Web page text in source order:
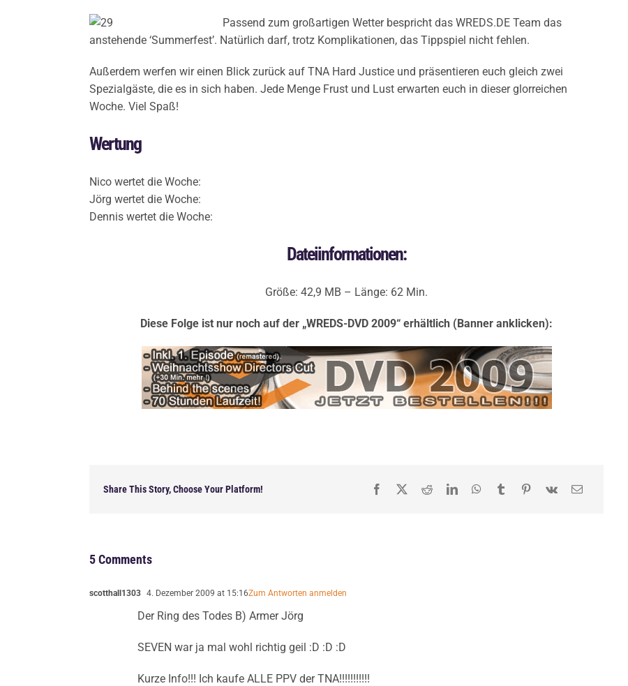
Passend zum großartigen Wetter bespricht das WREDS.DE Team das
anstehende ‘Summerfest’. Natürlich darf, trotz Komplikationen, das Tippspiel nicht fehlen.
Außerdem werfen wir einen Blick zurück auf TNA Hard Justice und präsentieren euch gleich zwei
Spezialgäste, die es in sich haben. Jede Menge Frust und Lust erwarten euch in dieser glorreichen
Woche. Viel Spaß!
Wertung
Nico wertet die Woche:
Jörg wertet die Woche:
Dennis wertet die Woche:
Dateiinformationen:
Größe: 42,9 MB – Länge: 62 Min.
Diese Folge ist nur noch auf der „WREDS-DVD 2009“ erhältlich (Banner anklicken):
Share This Story, Choose Your Platform!
5 Comments
scotthall1303 4. Dezember 2009 at 15:16Zum Antworten anmelden
Der Ring des Todes B) Armer Jörg
SEVEN war ja mal wohl richtig geil :D :D :D
Kurze Info!!! Ich kaufe ALLE PPV der TNA!!!!!!!!!!!